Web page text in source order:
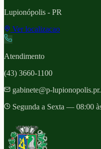
Lupionópolis - PR
Ver localizacao
Atendimento
(43) 3660-1100
gabinete@p-
Segunda a Sexta — 08:00